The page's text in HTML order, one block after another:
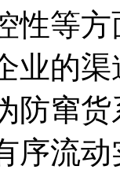
性等
业的
窜货
序流